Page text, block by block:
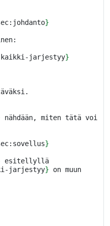
}
jarjestyy}
nähdään, miten tätä voi
}
esitellyllä
jarjestyy} on muun